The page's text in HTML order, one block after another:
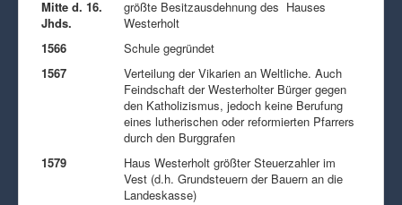
Mitte d. 16.
Jhds.
größte Besitzausdehnung des Hauses
Westerholt
1566
Schule gegründet
1567
Verteilung der Vikarien an Weltliche. Auch
Feindschaft der Westerholter Bürger gegen
den Katholizismus, jedoch keine Berufung
eines lutherischen oder reformierten Pfarrers
durch den Burggrafen
1579
Haus Westerholt größter Steuerzahler im
Vest (d.h. Grundsteuern der Bauern an die
Landeskasse)